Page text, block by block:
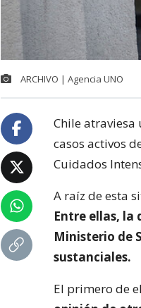
ARCHIVO | Agencia UNO
Chile
casos activos
Cuidados
A raíz de esta
Entre ellas, la
Ministerio de
sustanciales.
El primero de